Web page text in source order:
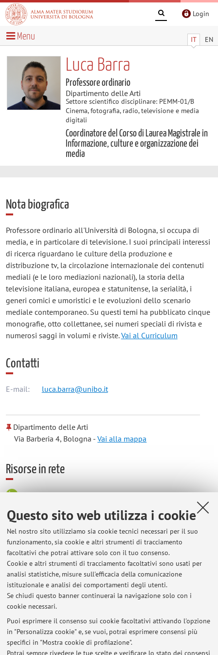
Questo sito web utilizza i cookie
Nel nostro sito utilizziamo sia cookie tecnici necessari per il suo
funzionamento, sia cookie e altri strumenti di tracciamento
facoltativi che potrai attivare solo con il tuo consenso.
Cookie e altri strumenti di tracciamento facoltativi sono usati per
analisi statistiche, misure sull'efficacia della comunicazione
istituzionale e analisi dei comportamenti degli utenti.
Se chiudi questo banner continuerai la navigazione solo con i
cookie necessari.
Puoi esprimere il consenso sui cookie facoltativi attivando l'opzione
in "Personalizza cookie" e, se vuoi, potrai esprimere consensi più
specifici in "Mostra cookie di profilazione".
Potrai sempre rivedere le tue scelte e verificare lo stato dei consensi
Login
IT EN
Menu
Luca Barra
Professore ordinario
Dipartimento delle Arti
Settore scientifico disciplinare: PEMM-01/B
Cinema, fotografia, radio, televisione e media
digitali
Coordinatore del Corso di Laurea Magistrale in
Informazione, culture e organizzazione dei
media
Nota biografica
Professore ordinario all'Università di Bologna, si occupa di
media, e in particolare di televisione. I suoi principali interessi
di ricerca riguardano le culture della produzione e
distribuzione tv, la circolazione internazionale dei contenuti
mediali (e le loro mediazioni nazionali), la storia della
televisione italiana, europea e statunitense, la serialità, i
generi comici e umoristici e le evoluzioni dello scenario
mediale contemporaneo. Su questi temi ha pubblicato cinque
monografie, otto collettanee, sei numeri speciali di rivista e
numerosi saggi in volumi e riviste.Vai al Curriculum
Contatti
E-mail: luca.barra@unibo.it
Dipartimento delle Arti
Via Barberia 4, Bologna -Vai alla mappa
Risorse in rete
ORCID
Orario di ricevimento
Il ricevimento si svolgerà su TEAMS, ogni mercoledì, in orari
concordati.
Si invitano gli studenti a contattare in anticipo il docente via
e-mail.
Ultimi avvisi